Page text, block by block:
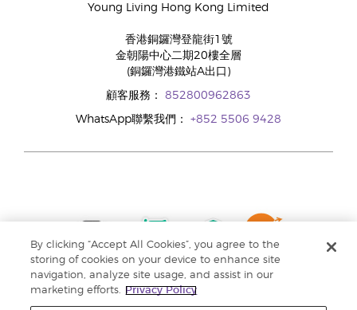
Young Living Hong Kong Limited
香港銅鑼灣登龍街1號
金朝陽中心二期20樓全層
(銅鑼灣港鐵站A出口)
顧客服務： 852800962863
WhatsApp聯繫我們： +852 5506 9428
By clicking “Accept All Cookies”, you agree to the
storing of cookies on your device to enhance site
navigation, analyze site usage, and assist in our
marketing efforts.
Privacy Policy